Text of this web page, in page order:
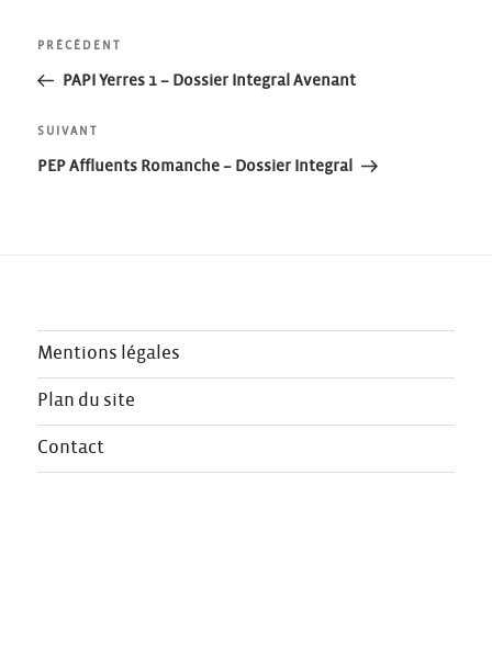
Navigation
l’article
Article
précédent
PRÉCÉDENT
PAPI Yerres 1 – Dossier Integral Avenant
Article
suivant
SUIVANT
PEP Affluents Romanche – Dossier Integral
Mentions légales
Plan du site
Contact